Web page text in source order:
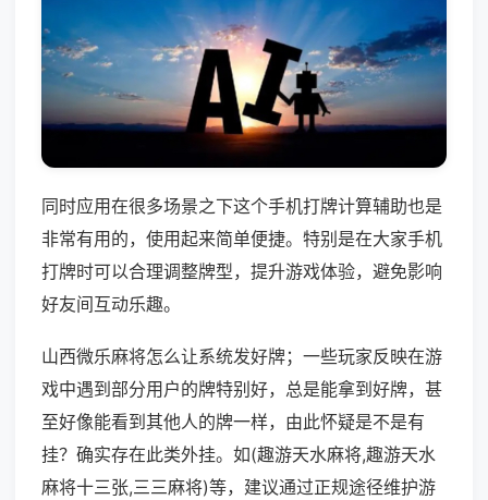
同时应用在很多场景之下这个手机打牌计算辅助也是
非常有用的，使用起来简单便捷。特别是在大家手机
打牌时可以合理调整牌型，提升游戏体验，避免影响
好友间互动乐趣。
山西微乐麻将怎么让系统发好牌；一些玩家反映在游
戏中遇到部分用户的牌特别好，总是能拿到好牌，甚
至好像能看到其他人的牌一样，由此怀疑是不是有
挂？确实存在此类外挂。如(趣游天水麻将,趣游天水
麻将十三张,三三麻将)等，建议通过正规途径维护游